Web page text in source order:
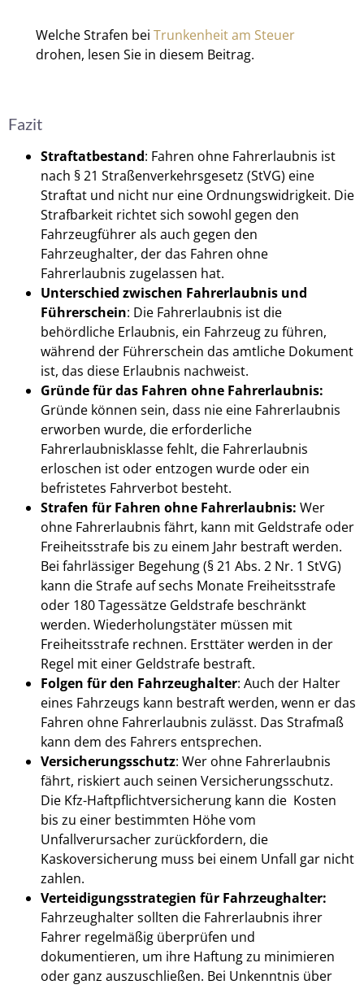
Welche Strafen beiTrunkenheit am Steuer
drohen, lesen Sie in diesem Beitrag.
Fazit
Straftatbestand: Fahren ohne Fahrerlaubnis ist
nach § 21 Straßenverkehrsgesetz (StVG) eine
Straftat und nicht nur eine Ordnungswidrigkeit. Die
Strafbarkeit richtet sich sowohl gegen den
Fahrzeugführer als auch gegen den
Fahrzeughalter, der das Fahren ohne
Fahrerlaubnis zugelassen hat.
Unterschied zwischen Fahrerlaubnis und
Führerschein: Die Fahrerlaubnis ist die
behördliche Erlaubnis, ein Fahrzeug zu führen,
während der Führerschein das amtliche Dokument
ist, das diese Erlaubnis nachweist.
Gründe für das Fahren ohne Fahrerlaubnis:
Gründe können sein, dass nie eine Fahrerlaubnis
erworben wurde, die erforderliche
Fahrerlaubnisklasse fehlt, die Fahrerlaubnis
erloschen ist oder entzogen wurde oder ein
befristetes Fahrverbot besteht.
Strafen für Fahren ohne Fahrerlaubnis: Wer
ohne Fahrerlaubnis fährt, kann mit Geldstrafe oder
Freiheitsstrafe bis zu einem Jahr bestraft werden.
Bei fahrlässiger Begehung (§ 21 Abs. 2 Nr. 1 StVG)
kann die Strafe auf sechs Monate Freiheitsstrafe
oder 180 Tagessätze Geldstrafe beschränkt
werden. Wiederholungstäter müssen mit
Freiheitsstrafe rechnen. Ersttäter werden in der
Regel mit einer Geldstrafe bestraft.
Folgen für den Fahrzeughalter: Auch der Halter
eines Fahrzeugs kann bestraft werden, wenn er das
Fahren ohne Fahrerlaubnis zulässt. Das Strafmaß
kann dem des Fahrers entsprechen.
Versicherungsschutz: Wer ohne Fahrerlaubnis
fährt, riskiert auch seinen Versicherungsschutz.
Die Kfz-Haftpflichtversicherung kann die Kosten
bis zu einer bestimmten Höhe vom
Unfallverursacher zurückfordern, die
Kaskoversicherung muss bei einem Unfall gar nicht
zahlen.
Verteidigungsstrategien für Fahrzeughalter:
Fahrzeughalter sollten die Fahrerlaubnis ihrer
Fahrer regelmäßig überprüfen und
dokumentieren, um ihre Haftung zu minimieren
oder ganz auszuschließen. Bei Unkenntnis über